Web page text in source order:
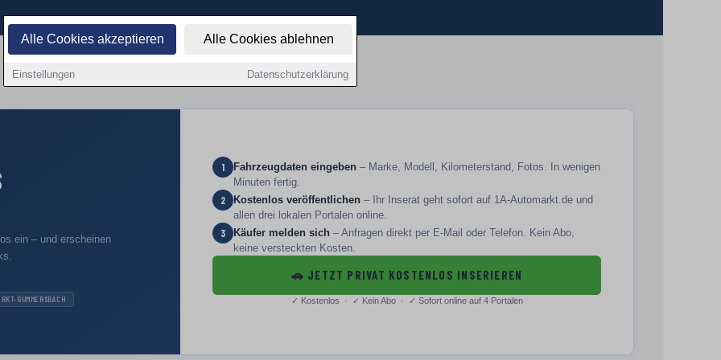
Alle Cookies akzeptieren Alle Cookies ablehnen
Einstellungen Datenschutzerklärung
ein – und erscheinen
GUMMERSBACH
1 Fahrzeugdaten eingeben – Marke, Modell, Kilometerstand, Fotos. In wenigen
Minuten fertig.
2 Kostenlos veröffentlichen – Ihr Inserat geht sofort auf 1A-Automarkt.de und
allen drei lokalen Portalen online.
3 Käufer melden sich – Anfragen direkt per E-Mail oder Telefon. Kein Abo,
keine versteckten Kosten.
🚗 JETZT PRIVAT KOSTENLOS INSERIEREN
✓ Kostenlos · ✓ Kein Abo · ✓ Sofort online auf 4 Portalen